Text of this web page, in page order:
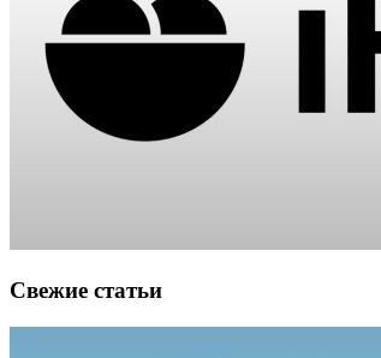
Свежие статьи